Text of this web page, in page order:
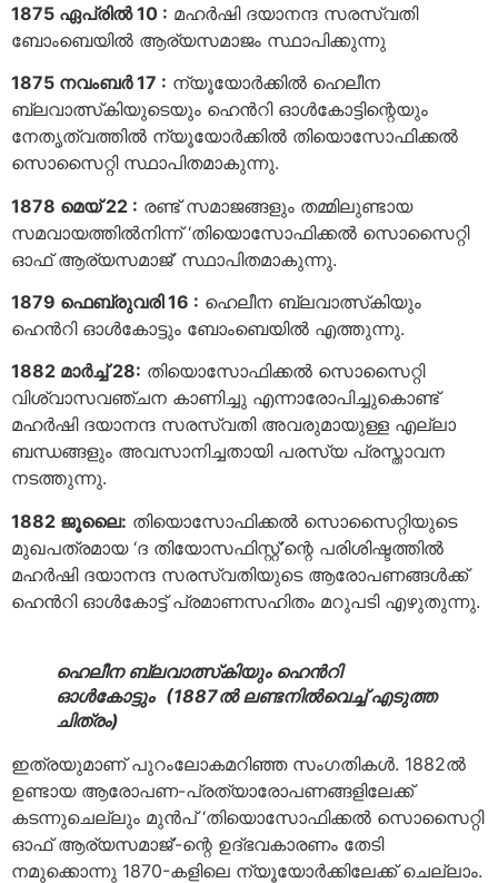
1875 ഏപ്രില്‍ 10 : മഹര്‍ഷി ദയാനന്ദ സരസ്വതി
ബോംബെയില്‍ ആര്യസമാജം സ്ഥാപിക്കുന്നു
1875 നവംബര്‍ 17 : ന്യൂയോര്‍ക്കില്‍ ഹെലീന
ബ്ലവാത്സ്‌കിയുടെയും ഹെൻറി ഓള്‍കോട്ടിന്റെയും
നേതൃത്വത്തില്‍ ന്യൂയോര്‍ക്കില്‍ തിയൊസോഫിക്കല്‍
സൊസൈറ്റി സ്ഥാപിതമാകുന്നു.
1878 മെയ് 22 : രണ്ട് സമാജങ്ങളും തമ്മിലുണ്ടായ
സമവായത്തില്‍നിന്ന് ‘തിയൊസോഫിക്കല്‍ സൊസൈറ്റി
ഓഫ് ആര്യസമാജ്’ സ്ഥാപിതമാകുന്നു.
1879 ഫെബ്രുവരി 16 : ഹെലീന ബ്ലവാത്സ്‌കിയും
ഹെൻറി ഓള്‍കോട്ടും ബോംബെയില്‍ എത്തുന്നു.
1882 മാര്‍ച്ച് 28: തിയൊസോഫിക്കല്‍ സൊസൈറ്റി
വിശ്വാസവഞ്ചന കാണിച്ചു എന്നാരോപിച്ചുകൊണ്ട്
മഹര്‍ഷി ദയാനന്ദ സരസ്വതി അവരുമായുള്ള എല്ലാ
ബന്ധങ്ങളും അവസാനിച്ചതായി പരസ്യ പ്രസ്താവന
നടത്തുന്നു.
1882 ജൂലൈ: തിയൊസോഫിക്കല്‍ സൊസൈറ്റിയുടെ
മുഖപത്രമായ ‘ദ തിയോസഫിസ്റ്റ്’ന്റെ പരിശിഷ്ടത്തില്‍
മഹര്‍ഷി ദയാനന്ദ സരസ്വതിയുടെ ആരോപണങ്ങള്‍ക്ക്
ഹെൻറി ഓള്‍കോട്ട് പ്രമാണസഹിതം മറുപടി എഴുതുന്നു.
ഹെലീന ബ്ലവാത്സ്‌കിയും ഹെൻറി
ഓള്‍കോട്ടും (1887ല്‍ ലണ്ടനില്‍വെച്ച് എടുത്ത
ചിത്രം)
ഇത്രയുമാണ് പുറംലോകമറിഞ്ഞ സംഗതികള്‍. 1882ല്‍
ഉണ്ടായ ആരോപണ-പ്രത്യാരോപണങ്ങളിലേക്ക്
കടന്നുചെല്ലും മുന്‍പ് ‘തിയൊസോഫിക്കല്‍ സൊസൈറ്റി
ഓഫ് ആര്യസമാജ്’-ന്റെ ഉദ്ഭവകാരണം തേടി
നമുക്കൊന്നു 1870-കളിലെ ന്യൂയോര്‍ക്കിലേക്ക് ചെല്ലാം.